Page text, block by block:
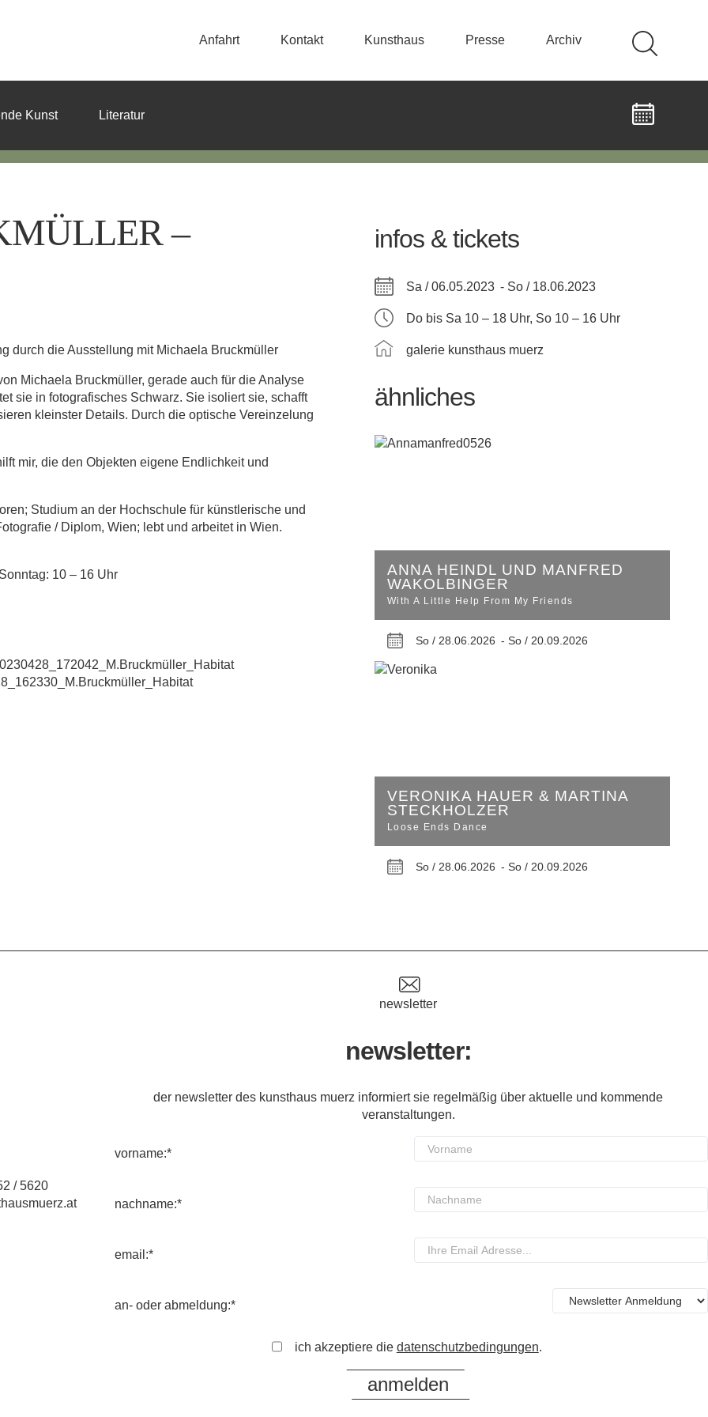
Anfahrt Kontakt Kunsthaus Presse Archiv
Kunst Literatur
–
durch die Ausstellung mit Michaela Bruckmüller
Michaela Bruckmüller, gerade auch für die Analyse
sie in fotografisches Schwarz. Sie isoliert sie, schafft
kleinster Details. Durch die optische Vereinzelung
mir, die den Objekten eigene Endlichkeit und
Studium an der Hochschule für künstlerische und
/ Diplom, Wien; lebt und arbeitet in Wien.
10 – 16 Uhr
infos & tickets
Sa / 06.05.2023 - So / 18.06.2023
Do bis Sa 10 – 18 Uhr, So 10 – 16 Uhr
galerie kunsthaus muerz
ähnliches
ANNA HEINDL UND MANFRED
WAKOLBINGER
With A Little Help From My Friends
So / 28.06.2026 - So / 20.09.2026
VERONIKA HAUER & MARTINA
STECKHOLZER
Loose Ends Dance
So / 28.06.2026 - So / 20.09.2026
/ 5620
newsletter
newsletter:
der newsletter des kunsthaus muerz informiert sie regelmäßig über aktuelle und kommende
veranstaltungen.
vorname:*
nachname:*
email:*
an- oder abmeldung:*
ich akzeptiere die datenschutzbedingungen.